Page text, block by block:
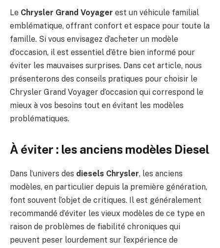
Le Chrysler Grand Voyager est un véhicule familial
emblématique, offrant confort et espace pour toute la
famille. Si vous envisagez d’acheter un modèle
d’occasion, il est essentiel d’être bien informé pour
éviter les mauvaises surprises. Dans cet article, nous
présenterons des conseils pratiques pour choisir le
Chrysler Grand Voyager d’occasion qui correspond le
mieux à vos besoins tout en évitant les modèles
problématiques.
À éviter : les anciens modèles Diesel
Dans l’univers des diesels Chrysler, les anciens
modèles, en particulier depuis la première génération,
font souvent l’objet de critiques. Il est généralement
recommandé d’éviter les vieux modèles de ce type en
raison de problèmes de fiabilité chroniques qui
peuvent peser lourdement sur l’expérience de